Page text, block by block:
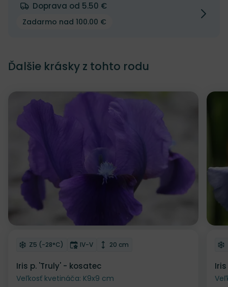
Doprava od 5.50 €
Zadarmo nad 100.00 €
Ďalšie krásky z tohto rodu
Odober do zoznamu želaní
Mrazuvzdornosť
Z5 (-28°C) Doba kvitnutia
IV-V Výška rastliny
20 cm
Iris p. 'Truly' - kosatec
Veľkosť kvetináča: K9x9 cm